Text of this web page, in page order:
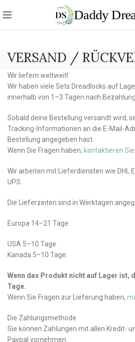
VERSAND /
Wir liefern weltweit!
Wir haben viele Sets Dreadlocks auf
innerhalb von 1–3 Tagen nach
Sobald deine Bestellung versandt wird,
Tracking-Informationen an die E-Mail-
Bestellung angegeben hast.
Wenn Sie Fragen haben, kontaktieren
Wir arbeiten mit Lieferdiensten wie DHL
UPS.
Die Lieferzeiten sind in Werktagen
Europa 14–21 Tage.
USA 5–10 Tage.
Kanada 5–10 Tage.
Wenn das Produkt nicht auf Lager ist,
Tage.
Wenn Sie Fragen zur Lieferung haben,
Die Zahlungsmethode.
Sie können Zahlungen mit allen Kredit-
Paypal vornehmen.